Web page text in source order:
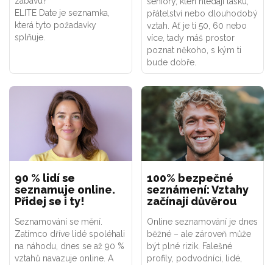
ELITE Date je seznamka,
která tyto požadavky
splňuje.
přátelství nebo dlouhodobý
vztah. Ať je ti 50, 60 nebo
více, tady máš prostor
poznat někoho, s kým ti
bude dobře.
90 % lidí se
seznamuje online.
Přidej se i ty!
Seznamování se mění.
Zatímco dříve lidé spoléhali
na náhodu, dnes se až 90 %
vztahů navazuje online. A
100% bezpečné
seznámení: Vztahy
začínají důvěrou
Online seznamování je dnes
běžné – ale zároveň může
být plné rizik. Falešné
profily, podvodníci, lidé,